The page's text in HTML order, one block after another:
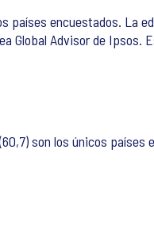
países encuestados. La
Global Advisor de Ipsos.
son los únicos